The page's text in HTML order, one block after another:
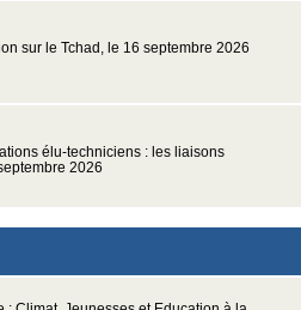
sur le Tchad, le 16 septembre 2026
élu-techniciens : les liaisons
2026